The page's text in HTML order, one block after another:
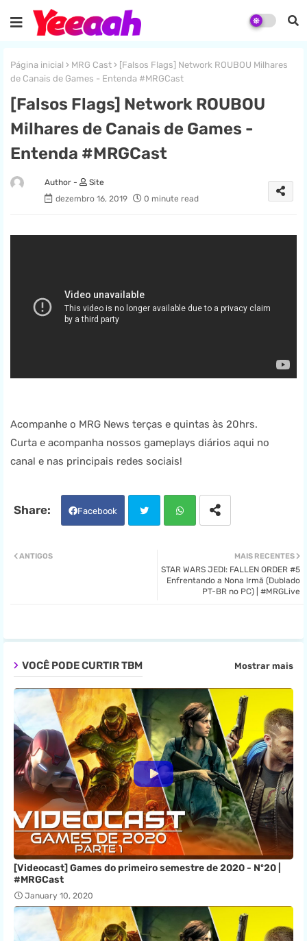
Página inicial MRG Cast
[Falsos Flags] Network ROUBOU Milhares
de Canais de Games - Entenda #MRGCast
[Falsos Flags] Network ROUBOU
Milhares de Canais de Games -
Entenda #MRGCast
Site
dezembro 16, 2019
0 minute read
Acompanhe o MRG News terças e quintas às 20hrs.
Curta e acompanha nossos gameplays diários aqui no
canal e nas principais redes sociais!
Facebook
tsa
MAIS RECENTES
STAR WARS JEDI: FALLEN ORDER #5
Enfrentando a Nona Irmã (Dublado
PT-BR no PC) | #MRGLive
ANTIGOS
VOCÊ PODE CURTIR TBM Mostrar mais
[Videocast] Games do primeiro semestre de 2020 - Nº20 |
#MRGCast
January 10, 2020